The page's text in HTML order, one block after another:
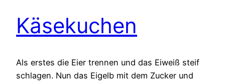
Käsekuchen
Als erstes die Eier trennen und das Eiweiß steif
schlagen. Nun das Eigelb mit dem Zucker und